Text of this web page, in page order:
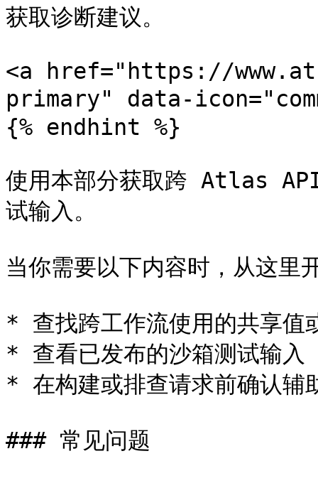
获取诊断建议。
<a href="https://
primary" data-
{% endhint %}
使用本部分获取跨 Atlas API
试输入。
当你需要以下内容时，从这里
* 查找跨工作流使用的共享值
* 查看已发布的沙箱测试输入
* 在构建或排查请求前确认辅
### 常见问题